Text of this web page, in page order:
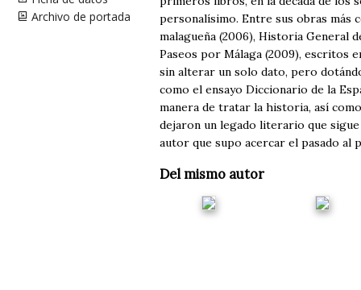
Archivo de portada
personalísimo. Entre sus obras más
malagueña (2006), Historia General
Paseos por Málaga (2009), escritos
sin alterar un solo dato, pero
como el ensayo Diccionario de la
manera de tratar la historia, así
dejaron un legado literario que
autor que supo acercar el pasado al
Del mismo autor